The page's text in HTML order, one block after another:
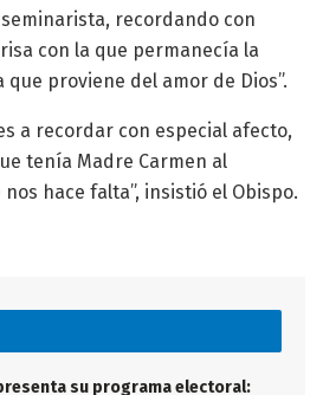
recordando con
con la que permanecía la
que proviene del amor de Dios”.
a recordar con especial afecto,
tenía Madre Carmen al
hace falta”, insistió el Obispo.
su programa electoral: